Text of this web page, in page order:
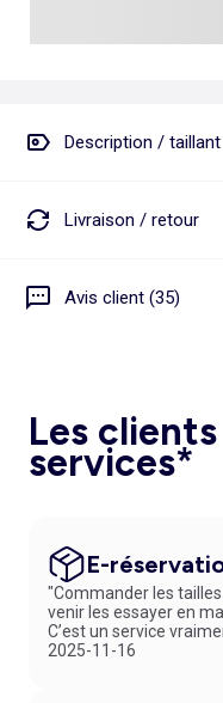
Description / taillant
Livraison / retour
Avis client (35)
Les
services*
E-
"Commander les tailles
venir les essayer en
C’est un service
2025-11-16